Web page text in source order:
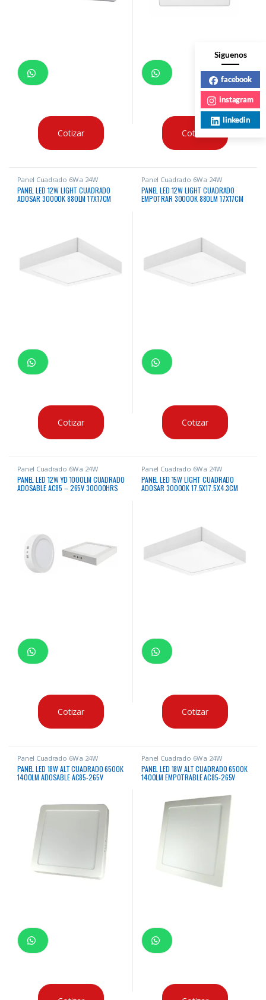
Cotizar Cotizar
Panel Cuadrado 6W a 24W
PANEL LED 12W LIGHT CUADRADO
ADOSAR 30000K 880LM 17X17CM
Cotizar
Panel Cuadrado 6W a 24W
PANEL LED 12W LIGHT CUADRADO
EMPOTRAR 30000K 880LM 17X17CM
Cotizar
Panel Cuadrado 6W a 24W
PANEL LED 12W YD 1000LM CUADRADO
ADOSABLE AC85 – 265V 30000HRS
Cotizar
Panel Cuadrado 6W a 24W
PANEL LED 15W LIGHT CUADRADO
ADOSAR 30000K 17.5X17.5X4.3CM
Cotizar
Panel Cuadrado 6W a 24W
PANEL LED 18W ALT CUADRADO 6500K
1400LM ADOSABLE AC85-265V
Panel Cuadrado 6W a 24W
PANEL LED 18W ALT CUADRADO 6500K
1400LM EMPOTRABLE AC85-265V
Siguenos
facebook
instagram
linkedin